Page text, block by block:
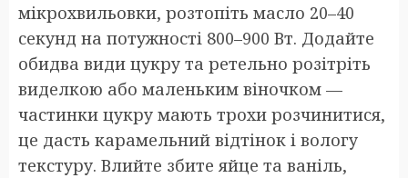
мікрохвильовки, розтопіть масло 20–40
секунд на потужності 800–900 Вт. Додайте
обидва види цукру та ретельно розітріть
виделкою або маленьким віночком —
частинки цукру мають трохи розчинитися,
це дасть карамельний відтінок і вологу
текстуру. Влийте збите яйце та ваніль,